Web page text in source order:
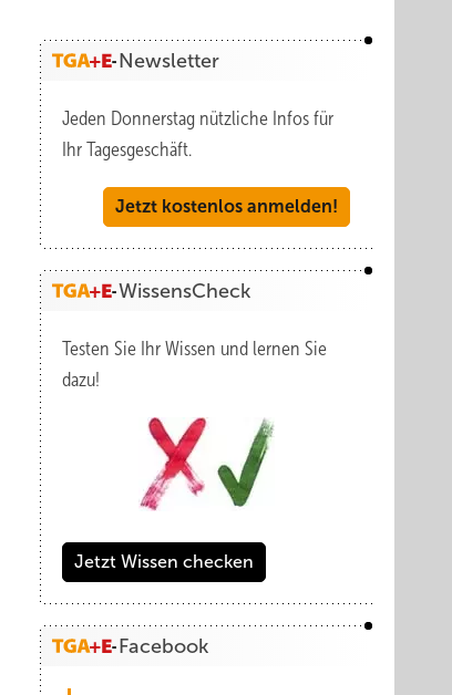
Newsletter
Jeden Donnerstag nützliche Infos für
Ihr Tagesgeschäft.
Jetzt kostenlos anmelden!
WissensCheck
Testen Sie Ihr Wissen und lernen Sie
dazu!
Jetzt Wissen checken
Facebook